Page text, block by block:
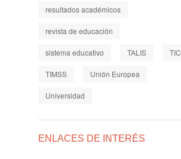
resultados académicos
revista de educación
sistema educativo TALIS TIC
TIMSS Unión Europea
Universidad
ENLACES DE INTERÉS